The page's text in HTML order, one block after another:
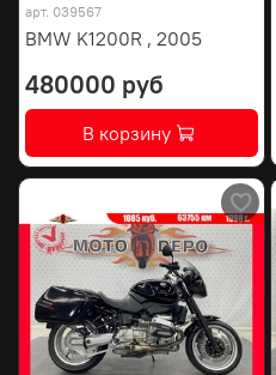
арт. 039567
BMW K1200R , 2005
480000 руб
В корзину